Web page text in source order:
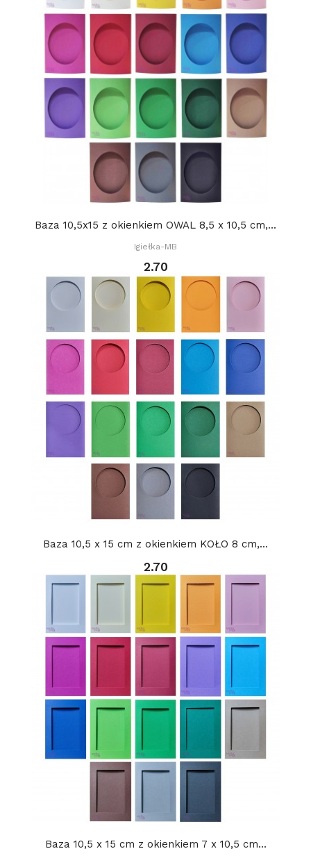
Baza 10,5x15 z okienkiem OWAL 8,5 x 10,5 cm,...
Igiełka-MB
2.70
Baza 10,5 x 15 cm z okienkiem KOŁO 8 cm,...
2.70
Baza 10,5 x 15 cm z okienkiem 7 x 10,5 cm...